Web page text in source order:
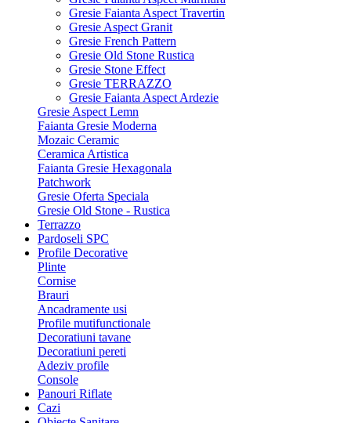
Gresie Faianta Aspect Travertin
Gresie Aspect Granit
Gresie French Pattern
Gresie Old Stone Rustica
Gresie Stone Effect
Gresie TERRAZZO
Gresie Faianta Aspect Ardezie
Gresie Aspect Lemn
Faianta Gresie Moderna
Mozaic Ceramic
Ceramica Artistica
Faianta Gresie Hexagonala
Patchwork
Gresie Oferta Speciala
Gresie Old Stone - Rustica
Terrazzo
Pardoseli SPC
Profile Decorative
Plinte
Cornise
Brauri
Ancadramente usi
Profile mutifunctionale
Decoratiuni tavane
Decoratiuni pereti
Adeziv profile
Console
Panouri Riflate
Cazi